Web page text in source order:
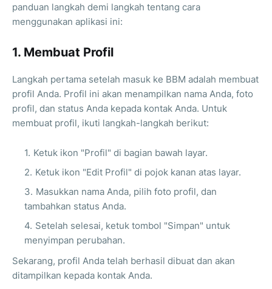
panduan langkah demi langkah tentang cara
menggunakan aplikasi ini:
1. Membuat Profil
Langkah pertama setelah masuk ke BBM adalah membuat
profil Anda. Profil ini akan menampilkan nama Anda, foto
profil, dan status Anda kepada kontak Anda. Untuk
membuat profil, ikuti langkah-langkah berikut:
Ketuk ikon "Profil" di bagian bawah layar.
Ketuk ikon "Edit Profil" di pojok kanan atas layar.
Masukkan nama Anda, pilih foto profil, dan
tambahkan status Anda.
Setelah selesai, ketuk tombol "Simpan" untuk
menyimpan perubahan.
Sekarang, profil Anda telah berhasil dibuat dan akan
ditampilkan kepada kontak Anda.